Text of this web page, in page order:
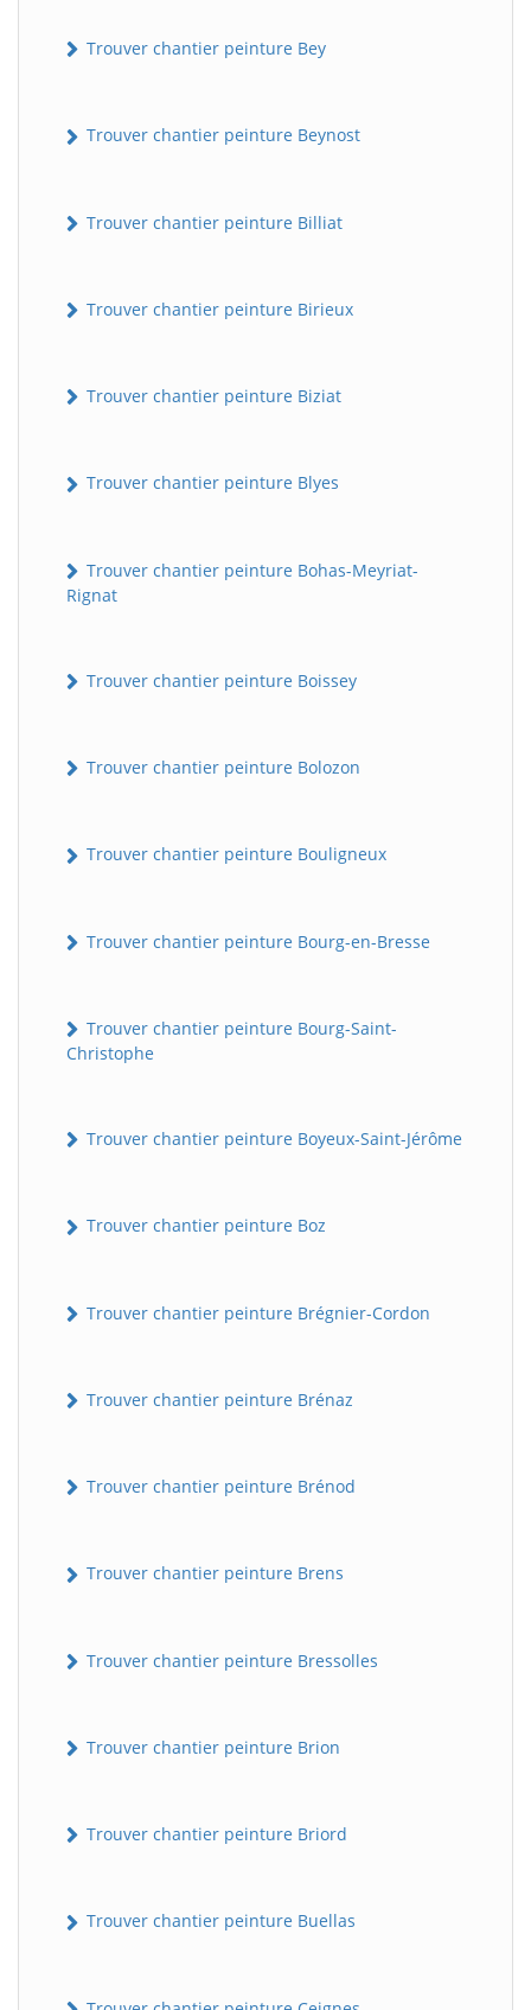
Trouver chantier peinture Bey
Trouver chantier peinture Beynost
Trouver chantier peinture Billiat
Trouver chantier peinture Birieux
Trouver chantier peinture Biziat
Trouver chantier peinture Blyes
Trouver chantier peinture Bohas-Meyriat-
Rignat
Trouver chantier peinture Boissey
Trouver chantier peinture Bolozon
Trouver chantier peinture Bouligneux
Trouver chantier peinture Bourg-en-Bresse
Trouver chantier peinture Bourg-Saint-
Christophe
Trouver chantier peinture Boyeux-Saint-Jérôme
Trouver chantier peinture Boz
Trouver chantier peinture Brégnier-Cordon
Trouver chantier peinture Brénaz
Trouver chantier peinture Brénod
Trouver chantier peinture Brens
Trouver chantier peinture Bressolles
Trouver chantier peinture Brion
Trouver chantier peinture Briord
Trouver chantier peinture Buellas